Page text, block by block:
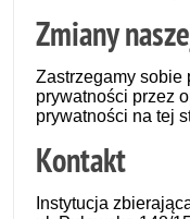
Zmiany
Zastrzegamy sobie
prywatności przez
prywatności na tej
Kontakt
Instytucja